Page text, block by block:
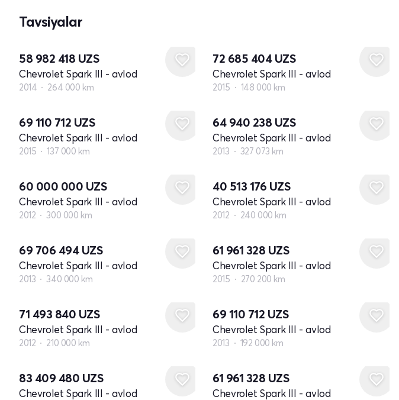
Tavsiyalar
58 982 418 UZS
Chevrolet Spark III - avlod
2014 264 000 km
72 685 404 UZS
Chevrolet Spark III - avlod
2015 148 000 km
69 110 712 UZS
Chevrolet Spark III - avlod
2015 137 000 km
64 940 238 UZS
Chevrolet Spark III - avlod
2013 327 073 km
60 000 000 UZS
Chevrolet Spark III - avlod
2012 300 000 km
40 513 176 UZS
Chevrolet Spark III - avlod
2012 240 000 km
69 706 494 UZS
Chevrolet Spark III - avlod
2013 340 000 km
61 961 328 UZS
Chevrolet Spark III - avlod
2015 270 200 km
71 493 840 UZS
Chevrolet Spark III - avlod
2012 210 000 km
69 110 712 UZS
Chevrolet Spark III - avlod
2013 192 000 km
83 409 480 UZS
Chevrolet Spark III - avlod
61 961 328 UZS
Chevrolet Spark III - avlod